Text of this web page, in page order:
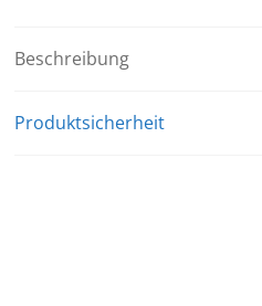
Beschreibung
Produktsicherheit